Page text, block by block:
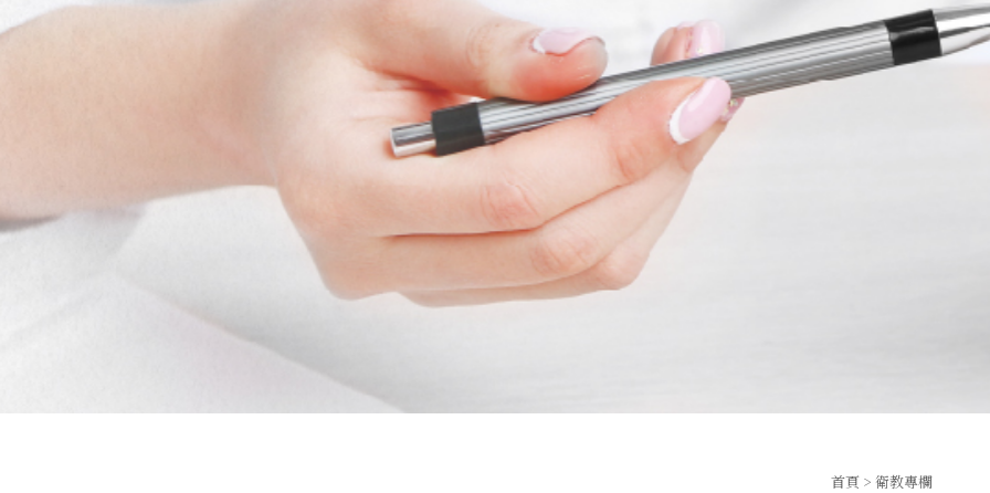
首頁 > 衛教專欄